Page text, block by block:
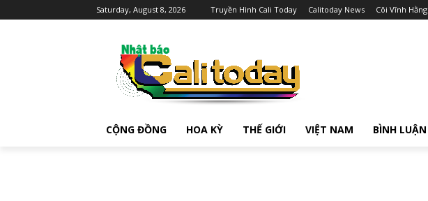
Saturday, August 8, 2026 Truyền Hình Cali Today Calitoday News Cõi Vĩnh Hằng
CỘNG ĐỒNG HOA KỲ THẾ GIỚI VIỆT NAM BÌNH LUẬN